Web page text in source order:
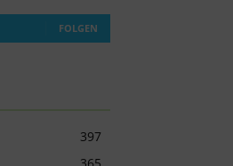
FOLGEN
397